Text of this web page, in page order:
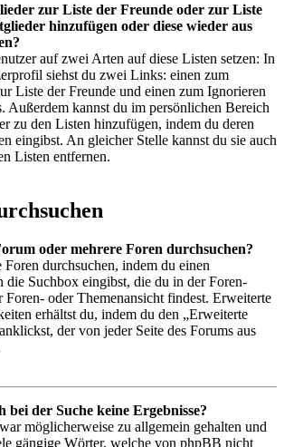
zur Liste der Freunde oder zur Liste
hinzufügen oder diese wieder aus
auf zwei Arten auf diese Listen setzen: In
siehst du zwei Links: einen zum
Liste der Freunde und einen zum Ignorieren
Außerdem kannst du im persönlichen Bereich
zu den Listen hinzufügen, indem du deren
eingibst. An gleicher Stelle kannst du sie auch
Listen entfernen.
oder mehrere Foren durchsuchen?
durchsuchen, indem du einen
die Suchbox eingibst, die du in der Foren-
Foren- oder Themenansicht findest. Erweiterte
erhältst du, indem du den „Erweiterte
der von jeder Seite des Forums aus
bei der Suche keine Ergebnisse?
möglicherweise zu allgemein gehalten und
gängige Wörter, welche von phpBB nicht